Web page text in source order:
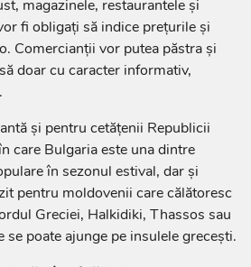
magazinele, restaurantele și
fi obligați să indice prețurile și
Comercianții vor putea păstra și
doar cu caracter informativ,
și pentru cetățenii Republicii
care Bulgaria este una dintre
în sezonul estival, dar și
pentru moldovenii care călătoresc
Greciei, Halkidiki, Thassos sau
poate ajunge pe insulele grecești.